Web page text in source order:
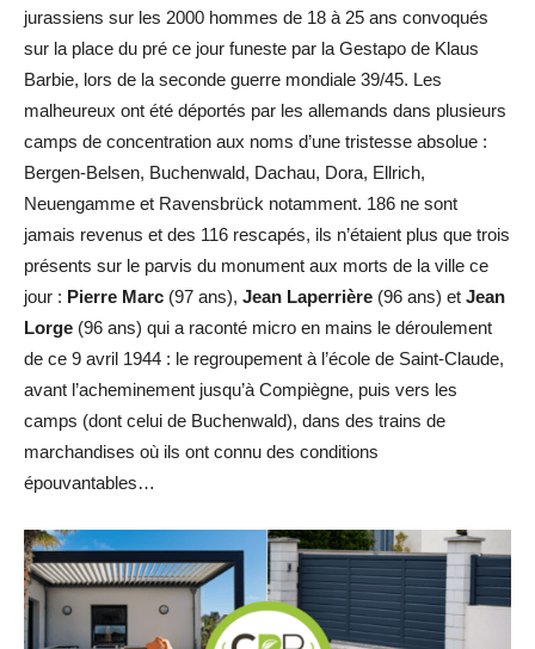
jurassiens sur les 2000 hommes de 18 à 25 ans convoqués
sur la place du pré ce jour funeste par la Gestapo de Klaus
Barbie, lors de la seconde guerre mondiale 39/45. Les
malheureux ont été déportés par les allemands dans plusieurs
camps de concentration aux noms d’une tristesse absolue :
Bergen-Belsen, Buchenwald, Dachau, Dora, Ellrich,
Neuengamme et Ravensbrück notamment. 186 ne sont
jamais revenus et des 116 rescapés, ils n’étaient plus que trois
présents sur le parvis du monument aux morts de la ville ce
jour : Pierre Marc (97 ans), Jean Laperrière (96 ans) et Jean
Lorge (96 ans) qui a raconté micro en mains le déroulement
de ce 9 avril 1944 : le regroupement à l’école de Saint-Claude,
avant l’acheminement jusqu’à Compiègne, puis vers les
camps (dont celui de Buchenwald), dans des trains de
marchandises où ils ont connu des conditions
épouvantables…